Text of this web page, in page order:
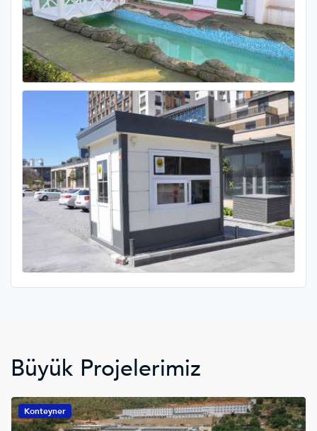
Büyük Projelerimiz
Konteyner